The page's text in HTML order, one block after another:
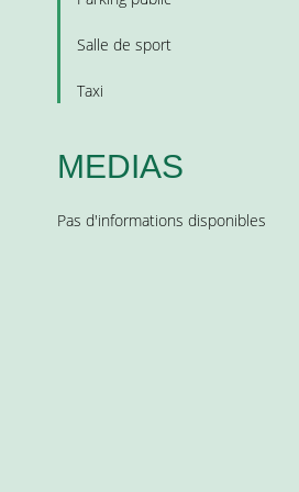
Salle de sport
Taxi
MEDIAS
Pas d'informations disponibles